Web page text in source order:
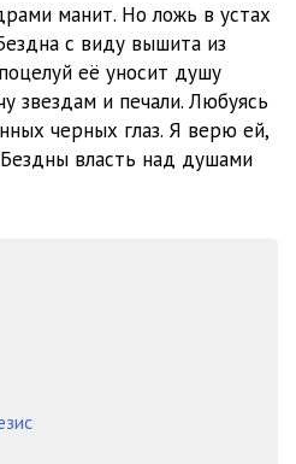
57:04
манит. Но ложь в устах
с виду вышита из
её уносит душу
звездам и печали. Любуясь
черных глаз. Я верю ей,
власть над душами